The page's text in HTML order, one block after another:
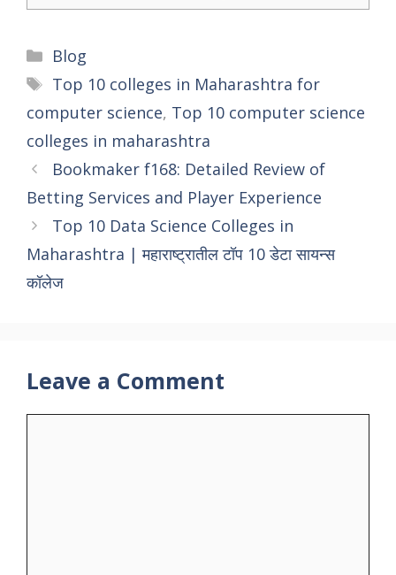
Categories
Blog
Tags
Top 10 colleges in Maharashtra for
computer science, Top 10 computer science
colleges in maharashtra
Bookmaker f168: Detailed Review of
Betting Services and Player Experience
Top 10 Data Science Colleges in
Maharashtra | महाराष्ट्रातील टॉप 10 डेटा सायन्स
कॉलेज
Leave a Comment